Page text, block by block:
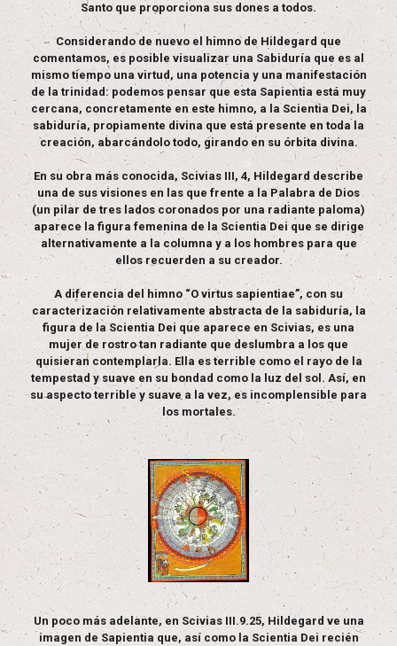
Santo que proporciona sus dones a todos.
Considerando de nuevo el himno de Hildegard que
comentamos, es posible visualizar una Sabiduría que es al
mismo tiempo una virtud, una potencia y una manifestación
de la trinidad: podemos pensar que esta Sapientia está muy
cercana, concretamente en este himno, a la Scientia Dei, la
sabiduría, propiamente divina que está presente en toda la
creación, abarcándolo todo, girando en su órbita divina.
En su obra más conocida, Scivias III, 4, Hildegard describe
una de sus visiones en las que frente a la Palabra de Dios
(un pilar de tres lados coronados por una radiante paloma)
aparece la figura femenina de la Scientia Dei que se dirige
alternativamente a la columna y a los hombres para que
ellos recuerden a su creador.
A diferencia del himno “O virtus sapientiae”, con su
caracterización relativamente abstracta de la sabiduría, la
figura de la Scientia Dei que aparece en Scivias, es una
mujer de rostro tan radiante que deslumbra a los que
quisieran contemplarla. Ella es terrible como el rayo de la
tempestad y suave en su bondad como la luz del sol. Así, en
su aspecto terrible y suave a la vez, es incomplensible para
los mortales.
Un poco más adelante, en Scivias III.9.25, Hildegard ve una
imagen de Sapientia que, así como la Scientia Dei recién